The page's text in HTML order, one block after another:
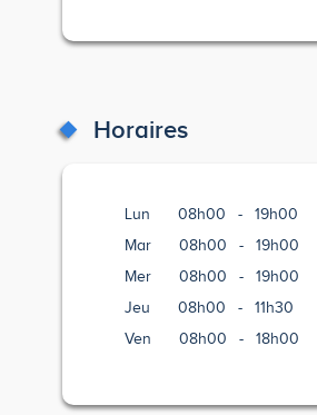
Horaires
Lun 08h00 -
19h00
Mar
08h00 -
19h00
Mer
08h00 -
19h00
Jeu
08h00 -
11h30
Ven
08h00 - 18h00